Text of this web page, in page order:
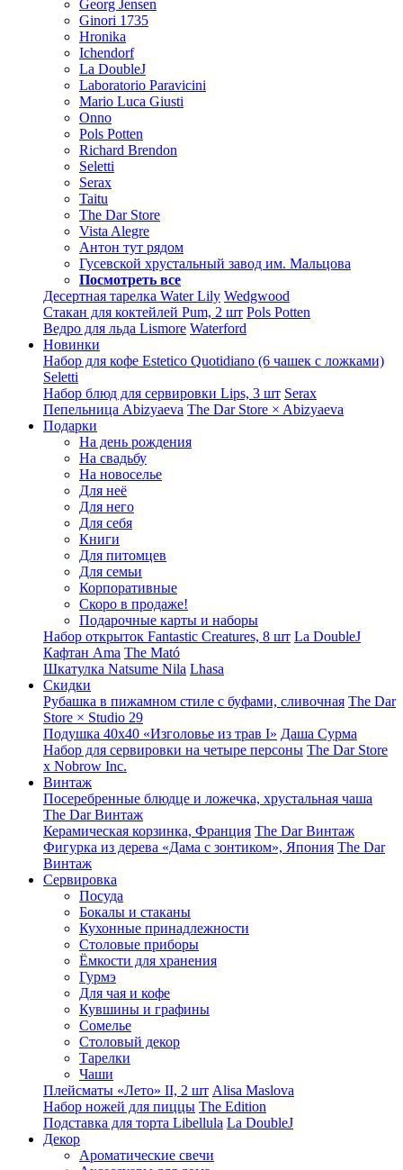
Georg Jensen
Ginori 1735
Hronika
Ichendorf
La DoubleJ
Laboratorio Paravicini
Mario Luca Giusti
Onno
Pols Potten
Richard Brendon
Seletti
Serax
Taitu
The Dar Store
Vista Alegre
Антон тут рядом
Гусевской хрустальный завод им. Мальцова
Посмотреть все
Десертная тарелка Water Lily Wedgwood
Стакан для коктейлей Pum, 2 шт Pols Potten
Ведро для льда Lismore Waterford
Новинки
Набор для кофе Estetico Quotidiano (6 чашек с ложками)
Seletti
Набор блюд для сервировки Lips, 3 шт Serax
Пепельница Abizyaeva The Dar Store × Abizyaeva
Подарки
На день рождения
На свадьбу
На новоселье
Для неё
Для него
Для себя
Книги
Для питомцев
Для семьи
Корпоративные
Скоро в продаже!
Подарочные карты и наборы
Набор открыток Fantastic Creatures, 8 шт La DoubleJ
Кафтан Ama The Mató
Шкатулка Natsume Nila Lhasa
Скидки
Рубашка в пижамном стиле с буфами, сливочная The Dar
Store × Studio 29
Подушка 40x40 «Изголовье из трав I» Даша Сурма
Набор для сервировки на четыре персоны The Dar Store
х Nobrow Inc.
Винтаж
Посеребренные блюдце и ложечка, хрустальная чаша
The Dar Винтаж
Керамическая корзинка, Франция The Dar Винтаж
Фигурка из дерева «Дама с зонтиком», Япония The Dar
Винтаж
Сервировка
Посуда
Бокалы и стаканы
Кухонные принадлежности
Столовые приборы
Ëмкости для хранения
Гурмэ
Для чая и кофе
Кувшины и графины
Сомелье
Столовый декор
Тарелки
Чаши
Плейсматы «Лето» II, 2 шт Alisa Maslova
Набор ножей для пиццы The Edition
Подставка для торта Libellula La DoubleJ
Декор
Ароматические свечи